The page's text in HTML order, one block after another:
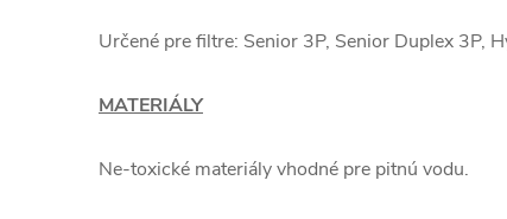
Určené pre filtre: Senior 3P, Senior Duplex 3P,
MATERIÁLY
Ne-toxické materiály vhodné pre pitnú vodu.